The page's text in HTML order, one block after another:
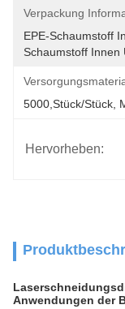
Verpackung
EPE-Schaumstoff
Schaumstoff Innen
5000,Stück/Stück,
Hervorheben:
Anwendungen der